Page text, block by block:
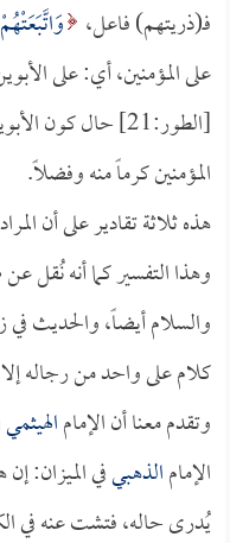
فـ(ذريتهم) فاعل، وَاتَّبَعَتْهُمْ
على المؤمنين، أي: على
[الطور:21] حال كون
المؤمنين كرماً منه وفضلاً.
هذه ثلاثة تقادير على أن
وهذا التفسير كما أنه نُقل
والسلام أيضاً، والحديث في
كلام على واحد من رجاله
وتقدم معنا أن الإمامالهيثمي
الإمامالذهبيفي الميزان:
يُدرى حاله، فتشت عنه في